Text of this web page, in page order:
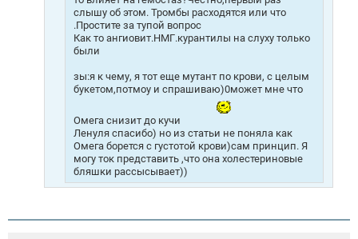
слышу об этом. Тромбы расходятся или что
.Простите за тупой вопрос
Как то ангиовит.НМГ.курантилы на слуху только
были
зы:я к чему, я тот еще мутант по крови, с целым
букетом,потмоу и спрашиваю)0может мне что
Омега снизит до кучи
Ленуля спасибо) но из статьи не поняла как
Омега борется с густотой крови)сам принцип. Я
могу ток представить ,что она холестериновые
бляшки рассысывает))